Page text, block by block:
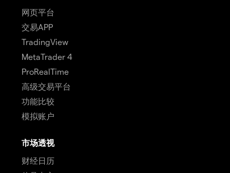
网页平台
交易APP
TradingView
MetaTrader 4
ProRealTime
高级交易平台
功能比较
模拟账户
市场透视
财经日历